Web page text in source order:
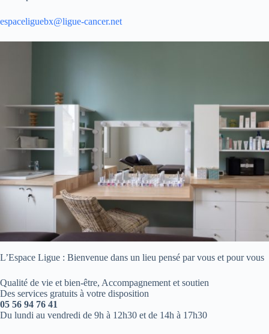
espaceliguebx@ligue-cancer.net
L’Espace Ligue : Bienvenue dans un lieu pensé par vous et pour vous
Qualité de vie et bien-être, Accompagnement et soutien
Des services gratuits à votre disposition
05 56 94 76 41
Du lundi au vendredi de 9h à 12h30 et de 14h à 17h30